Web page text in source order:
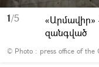
1/5
© Photo : press office of the
զանգված